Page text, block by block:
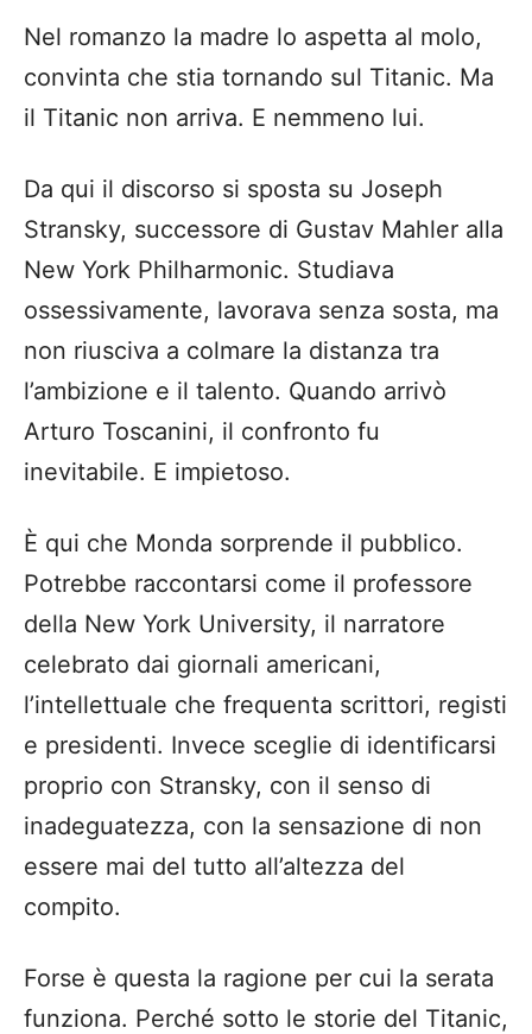
Nel romanzo la madre lo aspetta al molo,
convinta che stia tornando sul Titanic. Ma
il Titanic non arriva. E nemmeno lui.
Da qui il discorso si sposta su Joseph
Stransky, successore di Gustav Mahler alla
New York Philharmonic. Studiava
ossessivamente, lavorava senza sosta, ma
non riusciva a colmare la distanza tra
l’ambizione e il talento. Quando arrivò
Arturo Toscanini, il confronto fu
inevitabile. E impietoso.
È qui che Monda sorprende il pubblico.
Potrebbe raccontarsi come il professore
della New York University, il narratore
celebrato dai giornali americani,
l’intellettuale che frequenta scrittori, registi
e presidenti. Invece sceglie di identificarsi
proprio con Stransky, con il senso di
inadeguatezza, con la sensazione di non
essere mai del tutto all’altezza del
compito.
Forse è questa la ragione per cui la serata
funziona. Perché sotto le storie del Titanic,